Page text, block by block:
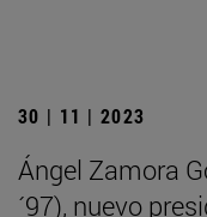
30 | 11 | 2023
Ángel Zamora
´97), nuevo